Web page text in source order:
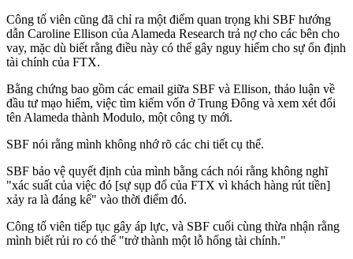
Công tố viên cũng đã chỉ ra một điểm quan trọng khi SBF hướng
dẫn Caroline Ellison của Alameda Research trả nợ cho các bên cho
vay, mặc dù biết rằng điều này có thể gây nguy hiểm cho sự ổn định
tài chính của FTX.
Bằng chứng bao gồm các email giữa SBF và Ellison, thảo luận về
đầu tư mạo hiểm, việc tìm kiếm vốn ở Trung Đông và xem xét đổi
tên Alameda thành Modulo, một công ty mới.
SBF nói rằng mình không nhớ rõ các chi tiết cụ thể.
SBF bảo vệ quyết định của mình bằng cách nói rằng không nghĩ
"xác suất của việc đó [sự sụp đổ của FTX vì khách hàng rút tiền]
xảy ra là đáng kể" vào thời điểm đó.
Công tố viên tiếp tục gây áp lực, và SBF cuối cùng thừa nhận rằng
mình biết rủi ro có thể "trở thành một lỗ hổng tài chính."